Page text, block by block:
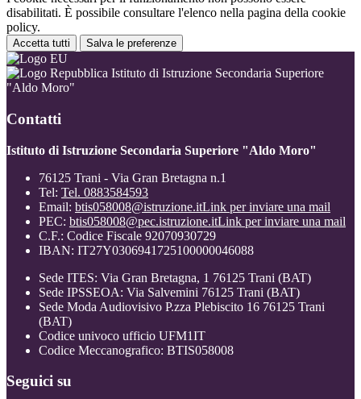
disabilitati. È possibile consultare l'elenco nella pagina della cookie
policy.
Accetta tutti Salva le preferenze
Istituto di Istruzione Secondaria Superiore
"Aldo Moro"
Contatti
Istituto di Istruzione Secondaria Superiore "Aldo Moro"
76125 Trani - Via Gran Bretagna n.1
Tel: Tel. 0883584593
Email: btis058008@istruzione.itLink per inviare una mail
PEC: btis058008@pec.istruzione.itLink per inviare una mail
C.F.: Codice Fiscale 92070930729
IBAN: IT27Y0306941725100000046088
Sede ITES: Via Gran Bretagna, 1 76125 Trani (BAT)
Sede IPSSEOA: Via Salvemini 76125 Trani (BAT)
Sede Moda Audiovisivo P.zza Plebiscito 16 76125 Trani
(BAT)
Codice univoco ufficio UFM1IT
Codice Meccanografico: BTIS058008
Seguici su